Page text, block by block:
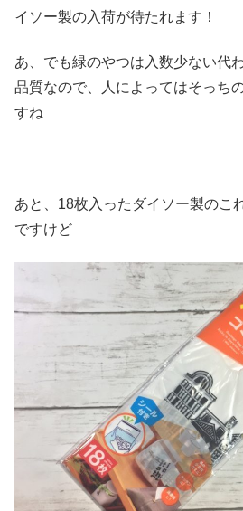
イソー製の入荷が待たれます！
あ、でも緑のやつは入数少ない代
品質なので、人によってはそっち
すね
あと、18枚入ったダイソー製のこ
ですけど